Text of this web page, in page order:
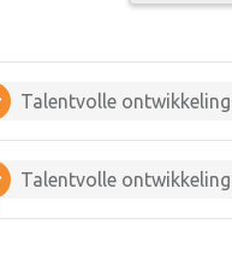
Talentvolle ontwikkeling
Talentvolle ontwikkeling